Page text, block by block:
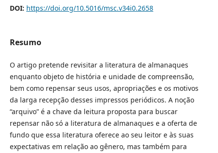
DOI: https://doi.org/10.5016/msc.v34i0.2658
Resumo
O artigo pretende revisitar a literatura de almanaques
enquanto objeto de história e unidade de compreensão,
bem como repensar seus usos, apropriações e os motivos
da larga recepção desses impressos periódicos. A noção
“arquivo” é a chave da leitura proposta para buscar
repensar não só a literatura de almanaques e a oferta de
fundo que essa literatura oferece ao seu leitor e às suas
expectativas em relação ao gênero, mas também para